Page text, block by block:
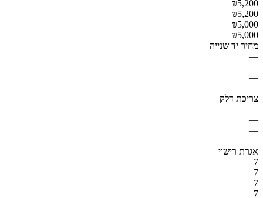
₪5,200
₪5,200
₪5,000
₪5,000
מחיר יד שנייה
—
—
—
—
צריכת דלק
—
—
—
—
אגרת רישוי
7
7
7
7